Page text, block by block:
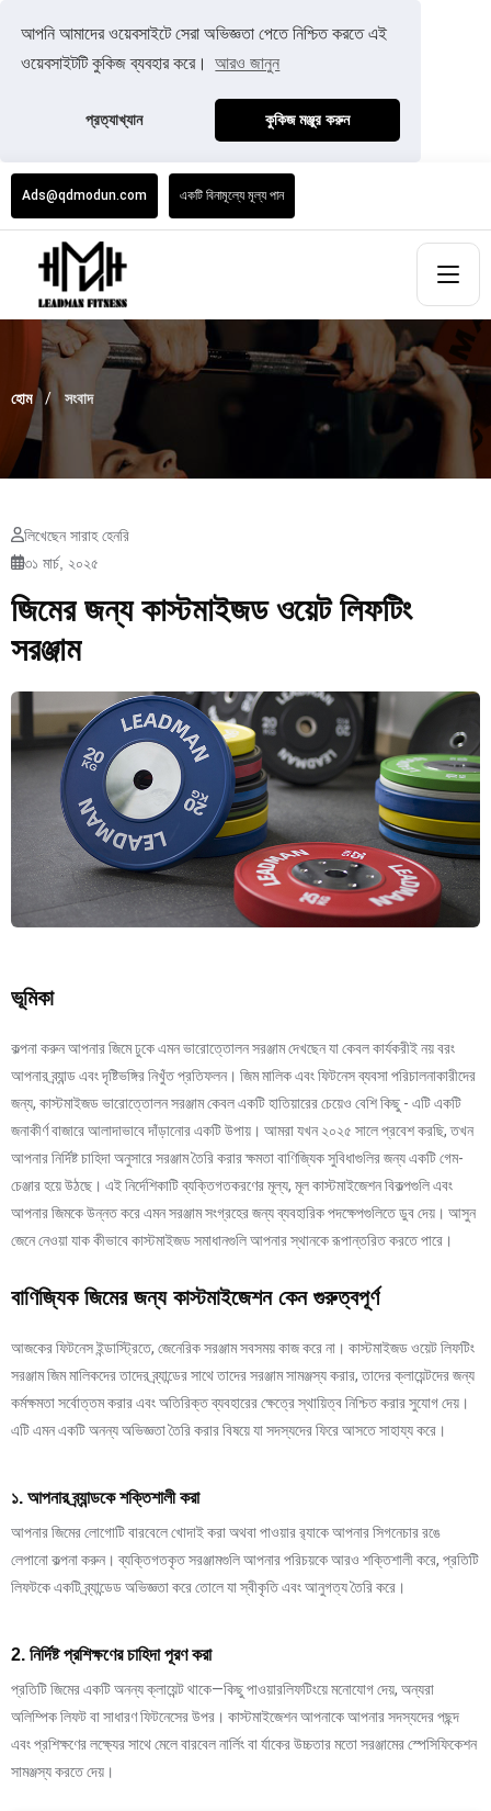
আপনি আমাদের ওয়েবসাইটে সেরা অভিজ্ঞতা পেতে নিশ্চিত করতে এই
ওয়েবসাইটটি কুকিজ ব্যবহার করে।
আরও জানুন
প্রত্যাখ্যান কুকিজ মঞ্জুর করুন
Ads@qdmodun.com একটি বিনামূল্যে মূল্য পান
হোম সংবাদ
লিখেছেন সারাহ হেনরি
৩১ মার্চ, ২০২৫
জিমের জন্য কাস্টমাইজড ওয়েট লিফটিং
সরঞ্জাম
ভূমিকা
কল্পনা করুন আপনার জিমে ঢুকে এমন ভারোত্তোলন সরঞ্জাম দেখছেন যা কেবল কার্যকরীই নয় বরং
আপনার ব্র্যান্ড এবং দৃষ্টিভঙ্গির নিখুঁত প্রতিফলন। জিম মালিক এবং ফিটনেস ব্যবসা পরিচালনাকারীদের
জন্য, কাস্টমাইজড ভারোত্তোলন সরঞ্জাম কেবল একটি হাতিয়ারের চেয়েও বেশি কিছু - এটি একটি
জনাকীর্ণ বাজারে আলাদাভাবে দাঁড়ানোর একটি উপায়। আমরা যখন ২০২৫ সালে প্রবেশ করছি, তখন
আপনার নির্দিষ্ট চাহিদা অনুসারে সরঞ্জাম তৈরি করার ক্ষমতা বাণিজ্যিক সুবিধাগুলির জন্য একটি গেম-
চেঞ্জার হয়ে উঠছে। এই নির্দেশিকাটি ব্যক্তিগতকরণের মূল্য, মূল কাস্টমাইজেশন বিকল্পগুলি এবং
আপনার জিমকে উন্নত করে এমন সরঞ্জাম সংগ্রহের জন্য ব্যবহারিক পদক্ষেপগুলিতে ডুব দেয়। আসুন
জেনে নেওয়া যাক কীভাবে কাস্টমাইজড সমাধানগুলি আপনার স্থানকে রূপান্তরিত করতে পারে।
বাণিজ্যিক জিমের জন্য কাস্টমাইজেশন কেন গুরুত্বপূর্ণ
আজকের ফিটনেস ইন্ডাস্ট্রিতে, জেনেরিক সরঞ্জাম সবসময় কাজ করে না। কাস্টমাইজড ওয়েট লিফটিং
সরঞ্জাম জিম মালিকদের তাদের ব্র্যান্ডের সাথে তাদের সরঞ্জাম সামঞ্জস্য করার, তাদের ক্লায়েন্টদের জন্য
কর্মক্ষমতা সর্বোত্তম করার এবং অতিরিক্ত ব্যবহারের ক্ষেত্রে স্থায়িত্ব নিশ্চিত করার সুযোগ দেয়।
এটি এমন একটি অনন্য অভিজ্ঞতা তৈরি করার বিষয়ে যা সদস্যদের ফিরে আসতে সাহায্য করে।
১. আপনার ব্র্যান্ডকে শক্তিশালী করা
আপনার জিমের লোগোটি বারবেলে খোদাই করা অথবা পাওয়ার র‍্যাকে আপনার সিগনেচার রঙে
লেপানো কল্পনা করুন। ব্যক্তিগতকৃত সরঞ্জামগুলি আপনার পরিচয়কে আরও শক্তিশালী করে, প্রতিটি
লিফটকে একটি ব্র্যান্ডেড অভিজ্ঞতা করে তোলে যা স্বীকৃতি এবং আনুগত্য তৈরি করে।
2. নির্দিষ্ট প্রশিক্ষণের চাহিদা পূরণ করা
প্রতিটি জিমের একটি অনন্য ক্লায়েন্ট থাকে—কিছু পাওয়ারলিফটিংয়ে মনোযোগ দেয়, অন্যরা
অলিম্পিক লিফট বা সাধারণ ফিটনেসের উপর। কাস্টমাইজেশন আপনাকে আপনার সদস্যদের পছন্দ
এবং প্রশিক্ষণের লক্ষ্যের সাথে মেলে বারবেল নার্লিং বা র্যাকের উচ্চতার মতো সরঞ্জামের স্পেসিফিকেশন
সামঞ্জস্য করতে দেয়।